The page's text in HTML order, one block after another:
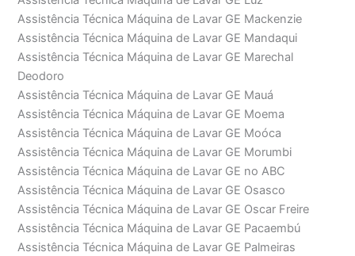
Assistência Técnica Máquina de Lavar GE Mackenzie
Assistência Técnica Máquina de Lavar GE Mandaqui
Assistência Técnica Máquina de Lavar GE Marechal
Deodoro
Assistência Técnica Máquina de Lavar GE Mauá
Assistência Técnica Máquina de Lavar GE Moema
Assistência Técnica Máquina de Lavar GE Moóca
Assistência Técnica Máquina de Lavar GE Morumbi
Assistência Técnica Máquina de Lavar GE no ABC
Assistência Técnica Máquina de Lavar GE Osasco
Assistência Técnica Máquina de Lavar GE Oscar Freire
Assistência Técnica Máquina de Lavar GE Pacaembú
Assistência Técnica Máquina de Lavar GE Palmeiras